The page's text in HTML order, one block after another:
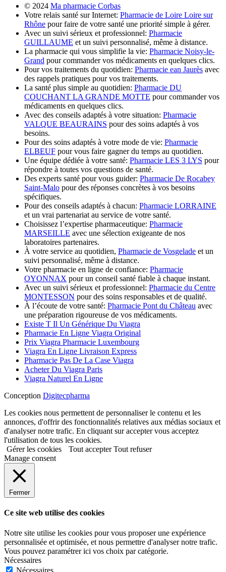
© 2024 Ma pharmacie Corbas
Votre relais santé sur Internet: Pharmacie de Loire Loire sur
Rhône pour faire de votre santé une priorité simple à gérer.
Avec un suivi sérieux et professionnel: Pharmacie
GUILLAUME et un suivi personnalisé, même à distance.
La pharmacie qui vous simplifie la vie: Pharmacie Noisy-le-
Grand pour commander vos médicaments en quelques clics.
Pour vos traitements du quotidien: Pharmacie ean Jaurès avec
des rappels pratiques pour vos traitements.
La santé plus simple au quotidien: Pharmacie DU
COUCHANT LA GRANDE MOTTE pour commander vos
médicaments en quelques clics.
Avec des conseils adaptés à votre situation: Pharmacie
VALQUE BEAURAINS pour des soins adaptés à vos
besoins.
Pour des soins adaptés à votre mode de vie: Pharmacie
ELBEUF pour vous faire gagner du temps au quotidien.
Une équipe dédiée à votre santé: Pharmacie LES 3 LYS pour
répondre à toutes vos questions de santé.
Des experts santé pour vous guider: Pharmacie De Rocabey
Saint-Malo pour des réponses concrètes à vos besoins
spécifiques.
Pour des conseils adaptés à chacun: Pharmacie LORRAINE
et un vrai partenariat au service de votre santé.
Choisissez l’expertise pharmaceutique: Pharmacie
MARSEILLE avec une sélection exigeante de nos
laboratoires partenaires.
À votre service au quotidien, Pharmacie de Vosgelade et un
suivi personnalisé, même à distance.
Votre pharmacie en ligne de confiance: Pharmacie
OYONNAX pour un conseil santé fiable à chaque instant.
Avec un suivi sérieux et professionnel: Pharmacie du Centre
MONTESSON pour des soins responsables et de qualité.
À l’écoute de votre santé: Pharmacie Pont du Château avec
une préparation rigoureuse de vos médicaments.
Existe T Il Un Générique Du Viagra
Pharmacie En Ligne Viagra Original
Prix Viagra Pharmacie Luxembourg
Viagra En Ligne Livraison Express
Pharmacie Pas De La Case Viagra
Acheter Du Viagra Paris
Viagra Naturel En Ligne
Conception Digitecpharma
Les cookies nous permettent de personnaliser le contenu et les
annonces, d'offrir des fonctionnalités relatives aux médias sociaux et
d'analyser notre trafic. En cliquant sur accepter vous acceptez
l'utilisation de tous les cookies.
Gérer les cookies
Tout accepterTout refuser
Manage consent
Fermer
Ce site web utilise des cookies
Notre site utilise les cookies pour vous proposer une expérience
personnalisée et optimisée, et nous permettre d'analyser notre trafic.
Vous pouvez paramétrer ici vos choix par catégorie.
Nécessaires
Nécessaires